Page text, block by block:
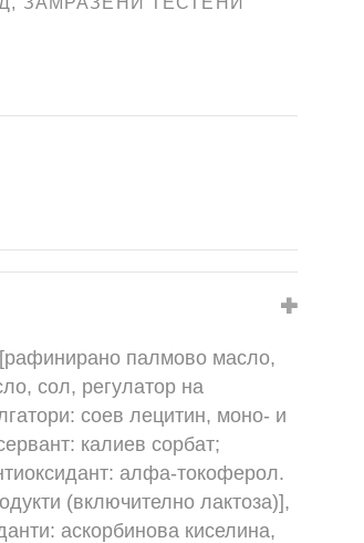
палмово масло,
сол, регулатор на
соев лецитин, моно- и
калиев сорбат;
алфа-токоферол.
(включително лактоза)],
аскорбинова киселина,